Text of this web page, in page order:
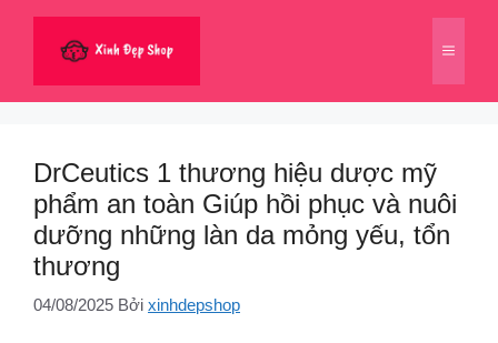
dung
Menu
DrCeutics 1 thương hiệu dược mỹ
phẩm an toàn Giúp hồi phục và nuôi
dưỡng những làn da mỏng yếu, tổn
thương
04/08/2025 Bởi xinhdepshop